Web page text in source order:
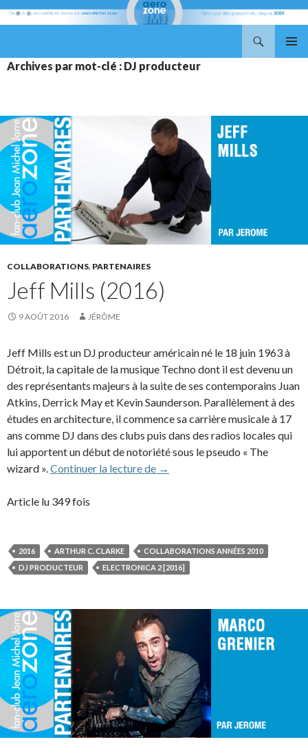
AU
Archives par mot-clé : DJ producteur
COLLABORATIONS, PARTENAIRES
Jeff Mills (2016)
9 AOÛT 2016 JÉRÔME
Jeff Mills est un DJ producteur américain né le 18 juin 1963 à
Détroit, la capitale de la musique Techno dont il est devenu un
des représentants majeurs à la suite de ses contemporains Juan
Atkins, Derrick May et Kevin Saunderson. Parallèlement à des
études en architecture, il commence sa carrière musicale à 17
ans comme DJ dans des clubs puis dans des radios locales qui
lui apportent un début de notoriété sous le pseudo « The
wizard ».Continuer la lecture de Jeff Mills (2016)
→
Article lu 349 fois
2016 ARTHUR C. CLARKE
COLLABORATIONS ANNÉES 2010
DJ PRODUCTEUR
ELECTRONICA 2 [2016]